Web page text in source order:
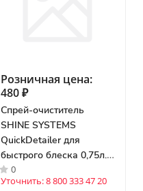
Розничная цена:
480 ₽
Спрей-очиститель
SHINE SYSTEMS
QuickDetailer для
быстрого блеска 0,75л.
[SS852]
0
Уточнить: 8 800 333 47 20